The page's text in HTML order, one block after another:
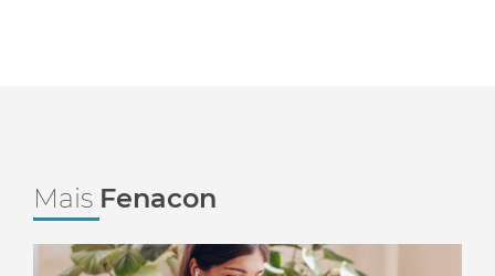
Mais Fenacon